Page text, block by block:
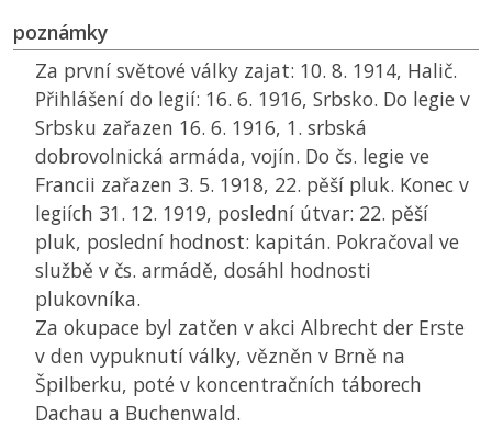
poznámky
Za první světové války zajat: 10. 8. 1914, Halič.
Přihlášení do legií: 16. 6. 1916, Srbsko. Do legie v
Srbsku zařazen 16. 6. 1916, 1. srbská
dobrovolnická armáda, vojín. Do čs. legie ve
Francii zařazen 3. 5. 1918, 22. pěší pluk. Konec v
legiích 31. 12. 1919, poslední útvar: 22. pěší
pluk, poslední hodnost: kapitán. Pokračoval ve
službě v čs. armádě, dosáhl hodnosti
plukovníka.
Za okupace byl zatčen v akci Albrecht der Erste
v den vypuknutí války, vězněn v Brně na
Špilberku, poté v koncentračních táborech
Dachau a Buchenwald.